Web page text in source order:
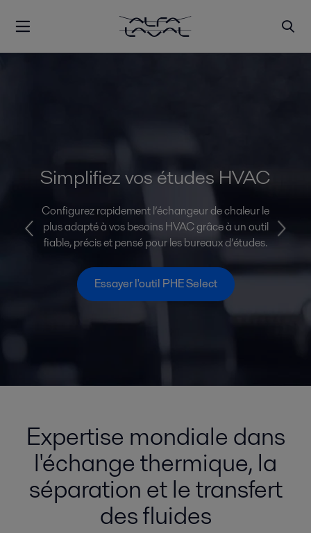
Simplifiez vos études HVAC
Configurez rapidement l’échangeur de chaleur le
plus adapté à vos besoins HVAC grâce à un outil
fiable, précis et pensé pour les bureaux d’études.
Essayer l'outil PHE Select
Expertise mondiale dans
l'échange thermique, la
séparation et le transfert
des fluides